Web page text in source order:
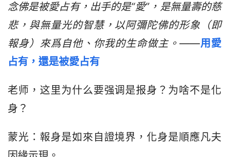
念佛是被愛占有，出手的是“愛”，是無量壽的慈
悲，與無量光的智慧，以阿彌陀佛的形象（即
報身）來爲自他、你我的生命做主。 ——用愛
占有，還是被愛占有
老师，这里为什么要强调是报身？为啥不是化
身？
蒙光：報身是如來自證境界，化身是順應凡夫